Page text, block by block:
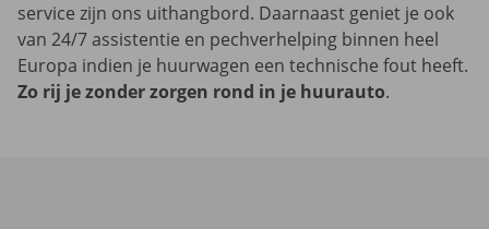
service zijn ons uithangbord. Daarnaast geniet je ook
van 24/7 assistentie en pechverhelping binnen heel
Europa indien je huurwagen een technische fout heeft.
Zo rij je zonder zorgen rond in je huurauto.